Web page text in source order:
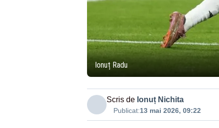
Ionuț Radu
Scris de Ionuț Nichita
Publicat:13 mai 2026, 09:22